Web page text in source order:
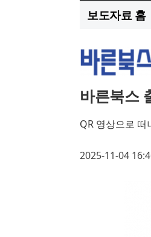
보도자료 홈
바른북스
QR 영상으로 떠
2025-11-04